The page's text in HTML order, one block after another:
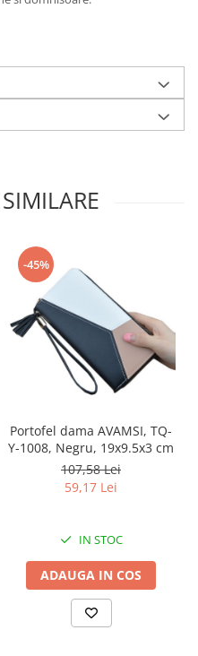
-45%
Portofel dama AVAMSI, TQ-
Y-1008, Negru, 19x9.5x3 cm
107,58 Lei
59,17 Lei
IN STOC
ADAUGA IN COS